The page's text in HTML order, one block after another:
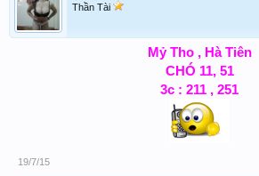
Thần Tài
Mỷ Tho , Hà Tiên
CHÓ 11, 51
3c : 211 , 251
19/7/15